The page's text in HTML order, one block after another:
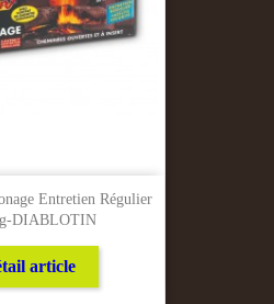
Entretien Régulier
DIABLOTIN
article